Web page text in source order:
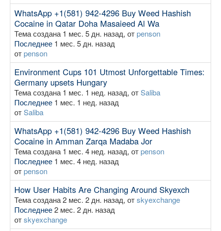
WhatsApp +1(581) 942-4296 Buy Weed Hashish
Cocaine in Qatar Doha Masaieed Al Wa
Тема создана 1 мес. 5 дн. назад, отpenson
Последнее 1 мес. 5 дн. назад
отpenson
Environment Cups 101 Utmost Unforgettable Times:
Germany upsets Hungary
Тема создана 1 мес. 1 нед. назад, отSaliba
Последнее 1 мес. 1 нед. назад
отSaliba
WhatsApp +1(581) 942-4296 Buy Weed Hashish
Cocaine in Amman Zarqa Madaba Jor
Тема создана 1 мес. 4 нед. назад, отpenson
Последнее 1 мес. 4 нед. назад
отpenson
How User Habits Are Changing Around Skyexch
Тема создана 2 мес. 2 дн. назад, отskyexchange
Последнее2 мес. 2 дн. назад
отskyexchange